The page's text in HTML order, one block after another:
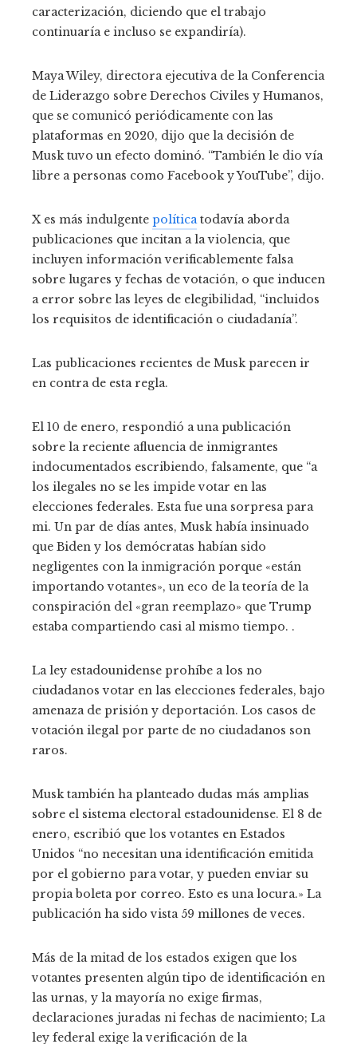
caracterización, diciendo que el trabajo
continuaría e incluso se expandiría).
Maya Wiley, directora ejecutiva de la Conferencia
de Liderazgo sobre Derechos Civiles y Humanos,
que se comunicó periódicamente con las
plataformas en 2020, dijo que la decisión de
Musk tuvo un efecto dominó. “También le dio vía
libre a personas como Facebook y YouTube”, dijo.
X es más indulgente políticatodavía aborda
publicaciones que incitan a la violencia, que
incluyen información verificablemente falsa
sobre lugares y fechas de votación, o que inducen
a error sobre las leyes de elegibilidad, “incluidos
los requisitos de identificación o ciudadanía”.
Las publicaciones recientes de Musk parecen ir
en contra de esta regla.
El 10 de enero, respondió a una publicación
sobre la reciente afluencia de inmigrantes
indocumentados escribiendo, falsamente, que “a
los ilegales no se les impide votar en las
elecciones federales. Esta fue una sorpresa para
mi. Un par de días antes, Musk había insinuado
que Biden y los demócratas habían sido
negligentes con la inmigración porque «están
importando votantes», un eco de la teoría de la
conspiración del «gran reemplazo» que Trump
estaba compartiendo casi al mismo tiempo. .
La ley estadounidense prohíbe a los no
ciudadanos votar en las elecciones federales, bajo
amenaza de prisión y deportación. Los casos de
votación ilegal por parte de no ciudadanos son
raros.
Musk también ha planteado dudas más amplias
sobre el sistema electoral estadounidense. El 8 de
enero, escribió que los votantes en Estados
Unidos “no necesitan una identificación emitida
por el gobierno para votar, y pueden enviar su
propia boleta por correo. Esto es una locura.» La
publicación ha sido vista 59 millones de veces.
Más de la mitad de los estados exigen que los
votantes presenten algún tipo de identificación en
las urnas, y la mayoría no exige firmas,
declaraciones juradas ni fechas de nacimiento; La
ley federal exige la verificación de la